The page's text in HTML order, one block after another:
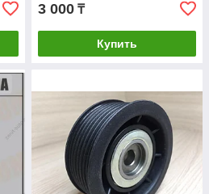
3 000 ₸
Купить